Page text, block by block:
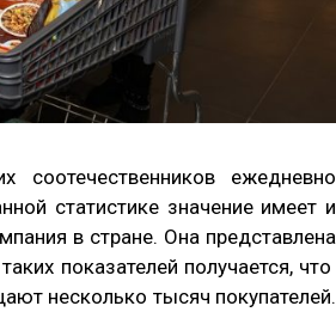
ежедневно
статистике значение имеет и
в стране. Она представлена
показателей получается, что
несколько тысяч покупателей.